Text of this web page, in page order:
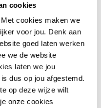
cookies
cookies maken we
voor jou. Denk aan
goed laten werken
we de website
laten we jou
dus op jou afgestemd.
op deze wijze wilt
onze cookies